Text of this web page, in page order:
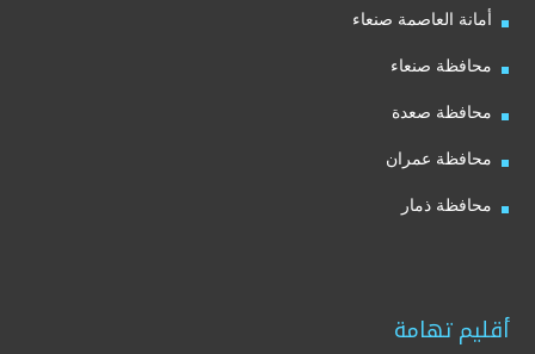
أمانة العاصمة صنعاء
محافظة صنعاء
محافظة صعدة
محافظة عمران
محافظة ذمار
أقليم تهامة